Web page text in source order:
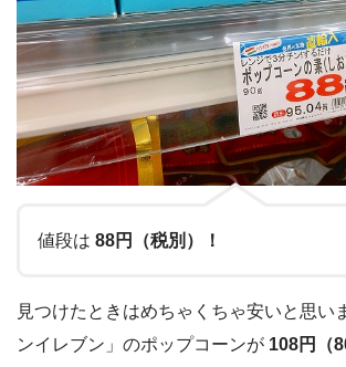
値段は 88円（税別）！
見つけたときはめちゃくちゃ安いと思い
ンイレブン」のポップコーンが 108円（